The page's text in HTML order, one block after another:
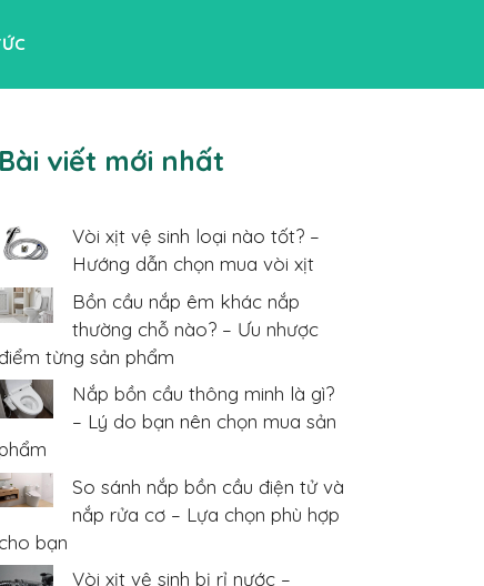
Bài viết mới nhất
Vòi xịt vệ sinh loại nào tốt? –
Hướng dẫn chọn mua vòi xịt
Bồn cầu nắp êm khác nắp
thường chỗ nào? – Ưu nhược
từng sản phẩm
Nắp bồn cầu thông minh là gì?
– Lý do bạn nên chọn mua sản
phẩm
So sánh nắp bồn cầu điện tử và
nắp rửa cơ – Lựa chọn phù hợp
cho bạn
Vòi xịt vệ sinh bị rỉ nước –